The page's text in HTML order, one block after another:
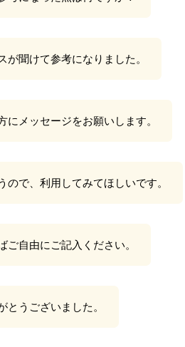
聞けて参考になりました。
メッセージをお願いします。
で、利用してみてほしいです。
自由にご記入ください。
うございました。